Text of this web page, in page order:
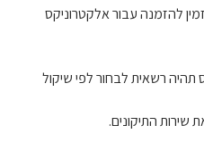
להזמנה עבור אלקטרוניקס
תהיה רשאית לבחור לפי שיקול
שירות התיקונים.